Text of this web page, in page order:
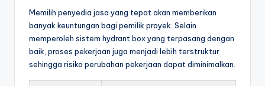
Memilih penyedia jasa yang tepat akan memberikan
banyak keuntungan bagi pemilik proyek. Selain
memperoleh sistem hydrant box yang terpasang dengan
baik, proses pekerjaan juga menjadi lebih terstruktur
sehingga risiko perubahan pekerjaan dapat diminimalkan.